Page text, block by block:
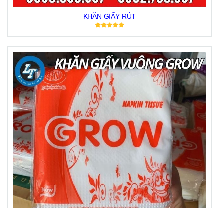
KHĂN GIẤY RÚT